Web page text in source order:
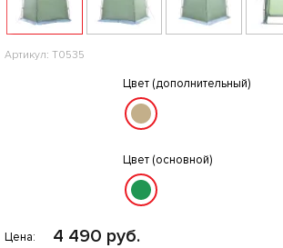
Артикул: T0535
Цвет (дополнительный)
Цвет (основной)
Цена: 4 490 руб.